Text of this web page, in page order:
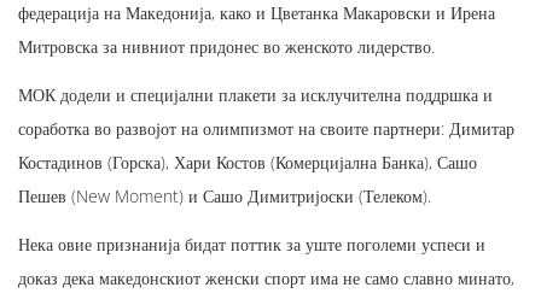
федерација на Македонија, како и Цветанка Макаровски и Ирена
Митровска за нивниот придонес во женското лидерство.
МОК додели и специјални плакети за исклучителна поддршка и
соработка во развојот на олимпизмот на своите партнери: Димитар
Костадинов (Горска), Хари Костов (Комерцијална Банка), Сашо
Пешев (New Moment) и Сашо Димитријоски (Телеком).
Нека овие признанија бидат поттик за уште поголеми успеси и
доказ дека македонскиот женски спорт има не само славно минато,